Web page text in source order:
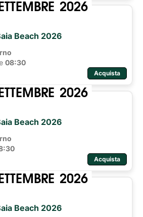
2026
Beach 2026
08:30
Acquista
2026
Beach 2026
Acquista
2026
Beach 2026